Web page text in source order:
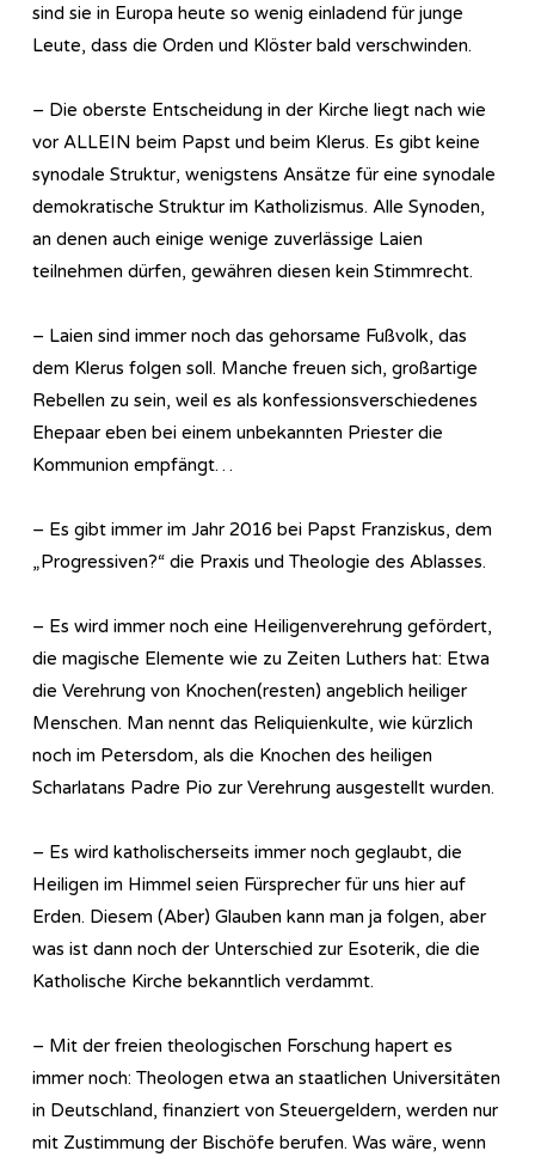
sind sie in Europa heute so wenig einladend für junge
Leute, dass die Orden und Klöster bald verschwinden.
– Die oberste Entscheidung in der Kirche liegt nach wie
vor ALLEIN beim Papst und beim Klerus. Es gibt keine
synodale Struktur, wenigstens Ansätze für eine synodale
demokratische Struktur im Katholizismus. Alle Synoden,
an denen auch einige wenige zuverlässige Laien
teilnehmen dürfen, gewähren diesen kein Stimmrecht.
– Laien sind immer noch das gehorsame Fußvolk, das
dem Klerus folgen soll. Manche freuen sich, großartige
Rebellen zu sein, weil es als konfessionsverschiedenes
Ehepaar eben bei einem unbekannten Priester die
Kommunion empfängt…
– Es gibt immer im Jahr 2016 bei Papst Franziskus, dem
„Progressiven?“ die Praxis und Theologie des Ablasses.
– Es wird immer noch eine Heiligenverehrung gefördert,
die magische Elemente wie zu Zeiten Luthers hat: Etwa
die Verehrung von Knochen(resten) angeblich heiliger
Menschen. Man nennt das Reliquienkulte, wie kürzlich
noch im Petersdom, als die Knochen des heiligen
Scharlatans Padre Pio zur Verehrung ausgestellt wurden.
– Es wird katholischerseits immer noch geglaubt, die
Heiligen im Himmel seien Fürsprecher für uns hier auf
Erden. Diesem (Aber) Glauben kann man ja folgen, aber
was ist dann noch der Unterschied zur Esoterik, die die
Katholische Kirche bekanntlich verdammt.
– Mit der freien theologischen Forschung hapert es
immer noch: Theologen etwa an staatlichen Universitäten
in Deutschland, finanziert von Steuergeldern, werden nur
mit Zustimmung der Bischöfe berufen. Was wäre, wenn